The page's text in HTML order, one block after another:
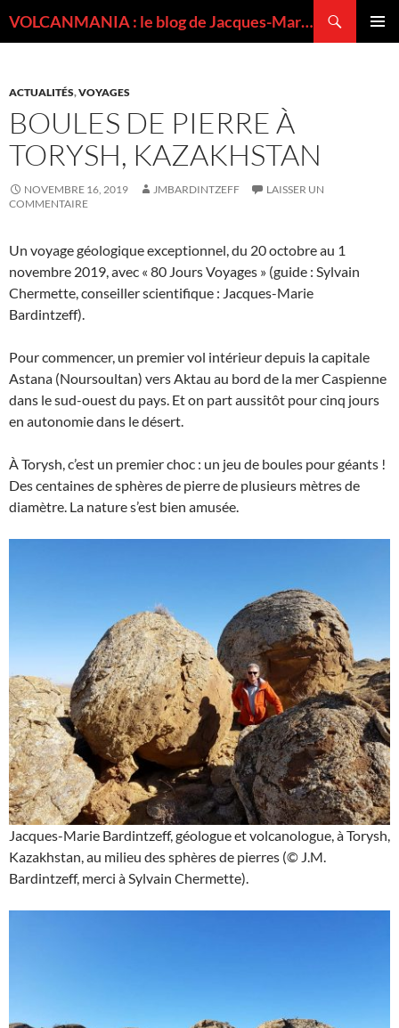
VOLCANMANIA : le blog de Jacques-Marie BARDINTZEFF, volcanologue
ACTUALITÉS,VOYAGES
BOULES DE PIERRE À
TORYSH, KAZAKHSTAN
NOVEMBRE 16, 2019 JMBARDINTZEFF
LAISSER UN
COMMENTAIRE
Un voyage géologique exceptionnel, du 20 octobre au 1
novembre 2019, avec « 80 Jours Voyages » (guide : Sylvain
Chermette, conseiller scientifique : Jacques-Marie
Bardintzeff).
Pour commencer, un premier vol intérieur depuis la capitale
Astana (Noursoultan) vers Aktau au bord de la mer Caspienne
dans le sud-ouest du pays. Et on part aussitôt pour cinq jours
en autonomie dans le désert.
À Torysh, c’est un premier choc : un jeu de boules pour géants !
Des centaines de sphères de pierre de plusieurs mètres de
diamètre. La nature s’est bien amusée.
Jacques-Marie Bardintzeff, géologue et volcanologue, à Torysh,
Kazakhstan, au milieu des sphères de pierres (© J.M.
Bardintzeff, merci à Sylvain Chermette).